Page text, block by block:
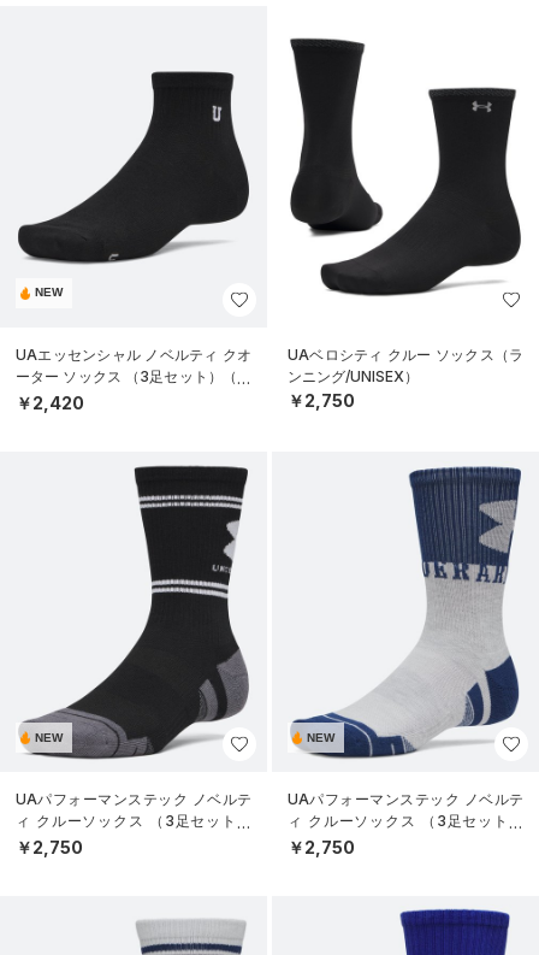
NEW
UAエッセンシャル ノベルティ クオ
ーター ソックス （3足セット）（ラ
イフスタイル/UNISEX）
￥2,420
UAベロシティ クルー ソックス（ラ
ンニング/UNISEX）
￥2,750
NEW
UAパフォーマンステック ノベルテ
ィ クルーソックス （3足セット）
（トレーニング/UNISEX）
￥2,750
NEW
UAパフォーマンステック ノベルテ
ィ クルーソックス （3足セット）
（トレーニング/UNISEX）
￥2,750